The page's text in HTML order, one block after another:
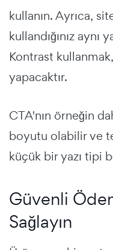
kullanın. Ayrıca,
kullandığınız aynı
Kontrast
yapacaktır.
CTA'nın örneğin
boyutu olabilir ve
küçük bir yazı tipi
Güvenli
Sağlayın